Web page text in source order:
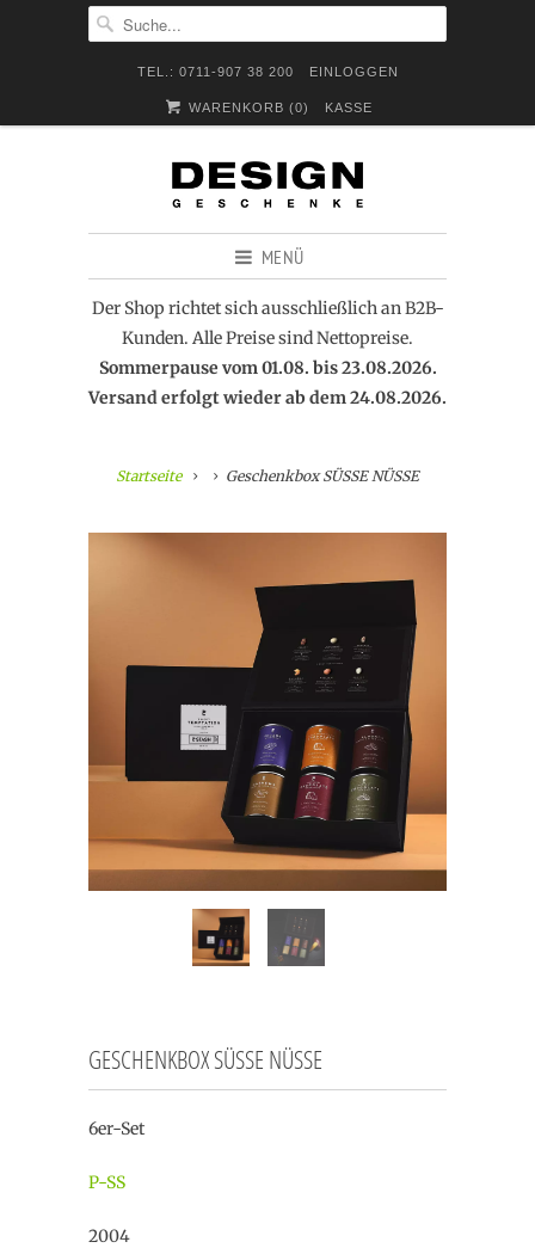
TEL.: 0711-907 38 200 EINLOGGEN
WARENKORB (0) KASSE
MENÜ
Der Shop richtet sich ausschließlich an B2B-
Kunden. Alle Preise sind Nettopreise.
Sommerpause vom 01.08. bis 23.08.2026.
Versand erfolgt wieder ab dem 24.08.2026.
Startseite Geschenkbox SÜSSE NÜSSE
GESCHENKBOX SÜSSE NÜSSE
6er-Set
P-SS
2004